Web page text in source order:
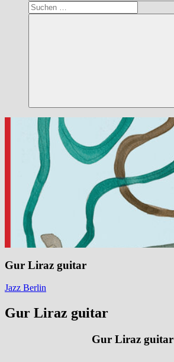
Suchen
nach:
Suchen
Gur Liraz guitar
Jazz Berlin
Gur Liraz guitar
Gur Liraz guitar